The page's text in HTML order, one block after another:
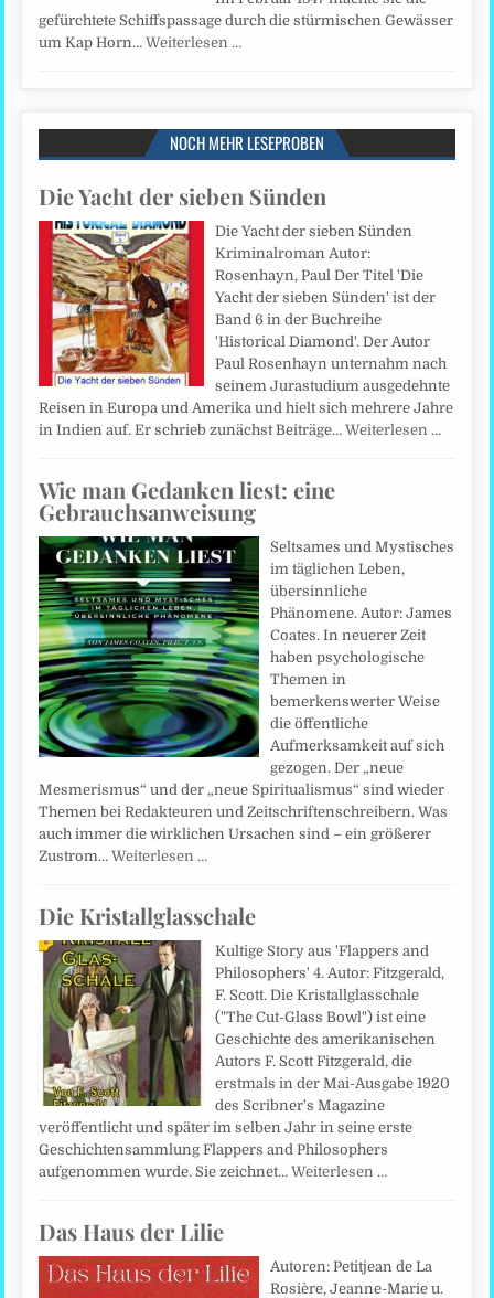
gefürchtete Schiffspassage durch die stürmischen Gewässer
um Kap Horn…Weiterlesen …
NOCH MEHR LESEPROBEN
Die Yacht der sieben Sünden
Die Yacht der sieben Sünden
Kriminalroman Autor:
Rosenhayn, Paul Der Titel 'Die
Yacht der sieben Sünden' ist der
Band 6 in der Buchreihe
'Historical Diamond'. Der Autor
Paul Rosenhayn unternahm nach
seinem Jurastudium ausgedehnte
Reisen in Europa und Amerika und hielt sich mehrere Jahre
in Indien auf. Er schrieb zunächst Beiträge…Weiterlesen …
Wie man Gedanken liest: eine
Gebrauchsanweisung
Seltsames und Mystisches
im täglichen Leben,
übersinnliche
Phänomene. Autor: James
Coates. In neuerer Zeit
haben psychologische
Themen in
bemerkenswerter Weise
die öffentliche
Aufmerksamkeit auf sich
gezogen. Der „neue
Mesmerismus“ und der „neue Spiritualismus“ sind wieder
Themen bei Redakteuren und Zeitschriftenschreibern. Was
auch immer die wirklichen Ursachen sind – ein größerer
Zustrom…Weiterlesen …
Die Kristallglasschale
Kultige Story aus 'Flappers and
Philosophers' 4. Autor: Fitzgerald,
F. Scott. Die Kristallglasschale
("The Cut-Glass Bowl") ist eine
Geschichte des amerikanischen
Autors F. Scott Fitzgerald, die
erstmals in der Mai-Ausgabe 1920
des Scribner's Magazine
veröffentlicht und später im selben Jahr in seine erste
Geschichtensammlung Flappers and Philosophers
aufgenommen wurde. Sie zeichnet…Weiterlesen …
Das Haus der Lilie
Autoren: Petitjean de La
Rosière, Jeanne-Marie u.